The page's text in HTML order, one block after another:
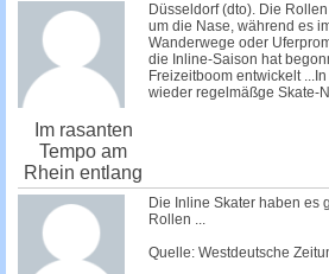
Im rasanten
Tempo am
Rhein entlang
Düsseldorf (dto). Die
um die Nase, während es
Wanderwege oder
die Inline-Saison hat
Freizeitboom entwickelt
wieder regelmäßge Skate-
Die Inline Skater haben es
Rollen ...
Quelle: Westdeutsche